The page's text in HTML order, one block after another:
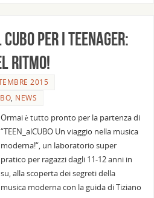
per i teenager:
ritmo!
2015
, NEWS
Ormai è tutto pronto per la partenza di
“TEEN_alCUBO Un viaggio nella musica
moderna!“, un laboratorio super
pratico per ragazzi dagli 11-12 anni in
su, alla scoperta dei segreti della
musica moderna con la guida di Tiziano